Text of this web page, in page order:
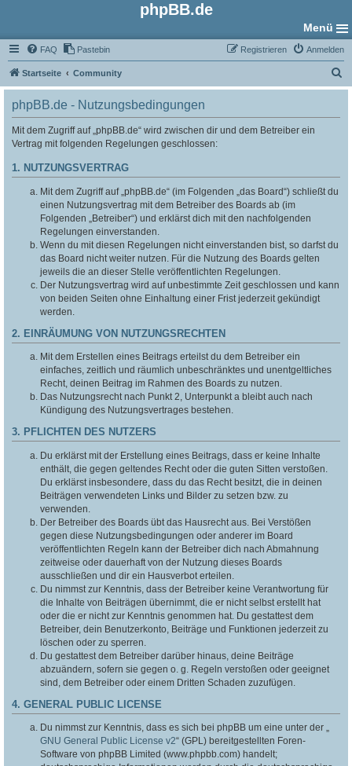
phpBB.de
Menü
FAQ Pastebin Anmelden
Registrieren
Startseite Community
u
phpBB.de - Nutzungsbedingungen
Mit dem Zugriff auf „phpBB.de“ wird zwischen dir und dem Betreiber ein
Vertrag mit folgenden Regelungen geschlossen:
1. NUTZUNGSVERTRAG
Mit dem Zugriff auf „phpBB.de“ (im Folgenden „das Board“) schließt du
einen Nutzungsvertrag mit dem Betreiber des Boards ab (im
Folgenden „Betreiber“) und erklärst dich mit den nachfolgenden
Regelungen einverstanden.
Wenn du mit diesen Regelungen nicht einverstanden bist, so darfst du
das Board nicht weiter nutzen. Für die Nutzung des Boards gelten
jeweils die an dieser Stelle veröffentlichten Regelungen.
Der Nutzungsvertrag wird auf unbestimmte Zeit geschlossen und kann
von beiden Seiten ohne Einhaltung einer Frist jederzeit gekündigt
werden.
2. EINRÄUMUNG VON NUTZUNGSRECHTEN
Mit dem Erstellen eines Beitrags erteilst du dem Betreiber ein
einfaches, zeitlich und räumlich unbeschränktes und unentgeltliches
Recht, deinen Beitrag im Rahmen des Boards zu nutzen.
Das Nutzungsrecht nach Punkt 2, Unterpunkt a bleibt auch nach
Kündigung des Nutzungsvertrages bestehen.
3. PFLICHTEN DES NUTZERS
Du erklärst mit der Erstellung eines Beitrags, dass er keine Inhalte
enthält, die gegen geltendes Recht oder die guten Sitten verstoßen.
Du erklärst insbesondere, dass du das Recht besitzt, die in deinen
Beiträgen verwendeten Links und Bilder zu setzen bzw. zu
verwenden.
Der Betreiber des Boards übt das Hausrecht aus. Bei Verstößen
gegen diese Nutzungsbedingungen oder anderer im Board
veröffentlichten Regeln kann der Betreiber dich nach Abmahnung
zeitweise oder dauerhaft von der Nutzung dieses Boards
ausschließen und dir ein Hausverbot erteilen.
Du nimmst zur Kenntnis, dass der Betreiber keine Verantwortung für
die Inhalte von Beiträgen übernimmt, die er nicht selbst erstellt hat
oder die er nicht zur Kenntnis genommen hat. Du gestattest dem
Betreiber, dein Benutzerkonto, Beiträge und Funktionen jederzeit zu
löschen oder zu sperren.
Du gestattest dem Betreiber darüber hinaus, deine Beiträge
abzuändern, sofern sie gegen o. g. Regeln verstoßen oder geeignet
sind, dem Betreiber oder einem Dritten Schaden zuzufügen.
4. GENERAL PUBLIC LICENSE
Du nimmst zur Kenntnis, dass es sich bei phpBB um eine unter der „
GNU General Public License v2“ (GPL) bereitgestellten Foren-
Software von phpBB Limited (www.phpbb.com) handelt;